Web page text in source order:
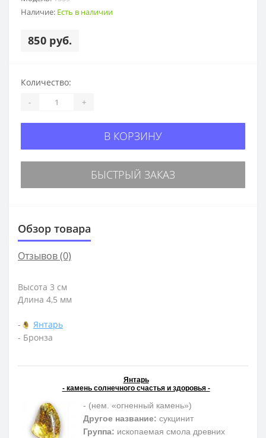
Наличие: Есть в наличии
850 руб.
Количество:
- +
В КОРЗИНУ
БЫСТРЫЙ ЗАКАЗ
Обзор товара
Отзывов (0)
Высота 3 см
Длина 4,5 мм
-
Янтарь
- Бронза
Янтарь
- камень солнечного счастья и здоровья -
- (нем. «огненный камень»)
Другое название: сукцинит
Группа: ископаемая смола древних